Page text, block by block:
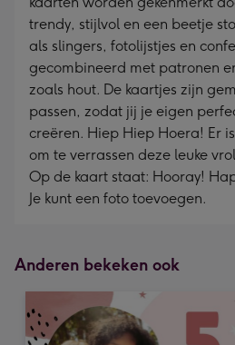
trendy, stijlvol en een beetje
als slingers, fotolijstjes en
gecombineerd met patronen
zoals hout. De kaartjes zijn
passen, zodat jij je eigen
creëren. Hiep Hiep Hoera! Er
om te verrassen deze leuke
Op de kaart staat: Hooray!
Je kunt een foto toevoegen.
Anderen bekeken ook